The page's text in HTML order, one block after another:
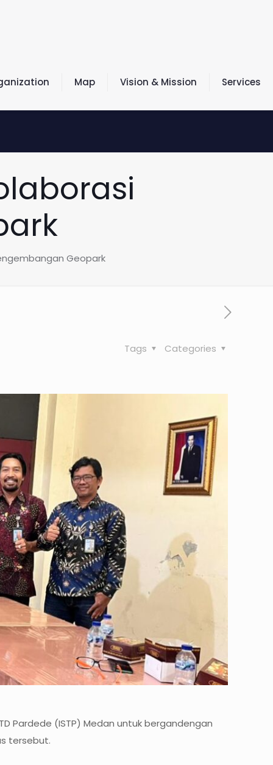
Map Vision & Mission Services
Geopark
Categories
Tags
Pardede (ISTP) Medan untuk bergandengan
tersebut.